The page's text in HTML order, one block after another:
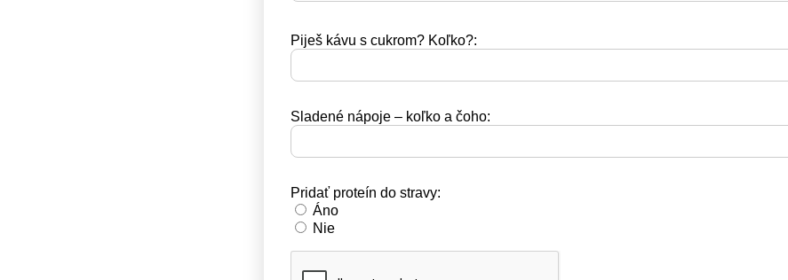
Piješ kávu s cukrom? Koľko?:
Sladené nápoje – koľko a čoho:
Pridať proteín do stravy:
Áno
Nie